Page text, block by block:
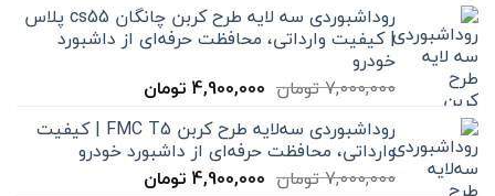
2,000,000 تومان
بود.
1,590,000 تومان
است.
روداشبوردی سه‌ لایه طرح کربن چانگان cs55 پلاس
| کیفیت وارداتی، محافظت حرفه‌ای از داشبورد
خودرو
7,000,000تومان قیمت
7,000,000 تومان
بود.
4,900,000 تومانقیمت
4,900,000 تومان
است.
روداشبوردی سه‌لایه طرح کربن FMC T5 | کیفیت
وارداتی، محافظت حرفه‌ای از داشبورد خودرو
7,000,000تومان قیمت
4,900,000 تومانقیمت